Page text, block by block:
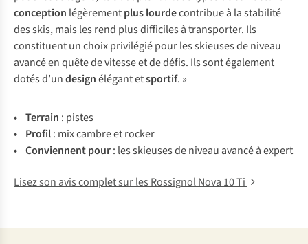
conception légèrementplus lourdecontribue à la stabilité
des skis, mais les rend plus difficiles à transporter. Ils
constituent un choix privilégié pour les skieuses de niveau
avancé en quête de vitesse et de défis. Ils sont également
dotés d’undesignélégant etsportif. »
• Terrain : pistes
• Profil: mix cambre et rocker
• Conviennentpour: lesskieusesdeniveau avancéàexpert
Lisez son avis complet sur les Rossignol Nova 10 Ti